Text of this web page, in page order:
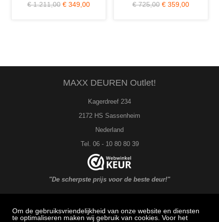
Om de gebruiksvriendelijkheid van onze website en diensten
te optimaliseren maken wij gebruik van cookies. Voor het
€ 1.211,00 € 349,00 € 725,00 € 359,00
MAXX DEUREN Outlet!
Kagerdreef 234
2172 HS Sassenheim
Nederland
Tel. 06 - 10 80 80 39
"De scherpste prijs voor de beste deur!"
MAXX DEUREN Service